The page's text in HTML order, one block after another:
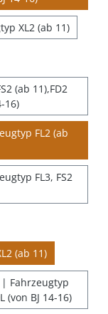
XL2 (ab 11)
(ab 11),FD2
16)
FL2 (ab
FL3, FS2
(ab 11)
| Fahrzeugtyp
(von BJ 14-16)